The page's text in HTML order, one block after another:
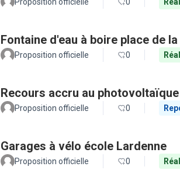
Fontaine d'eau à boire place de
Proposition officielle 0
Recours accru au
Proposition officielle 0
Garages à vélo école Lardenne
Proposition officielle 0